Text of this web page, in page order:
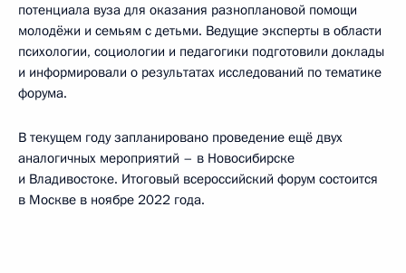
потенциала вуза для оказания разноплановой помощи
молодёжи и семьям с детьми. Ведущие эксперты в области
психологии, социологии и педагогики подготовили доклады
и информировали о результатах исследований по тематике
форума.
В текущем году запланировано проведение ещё двух
аналогичных мероприятий – в Новосибирске
и Владивостоке. Итоговый всероссийский форум состоится
в Москве в ноябре 2022 года.